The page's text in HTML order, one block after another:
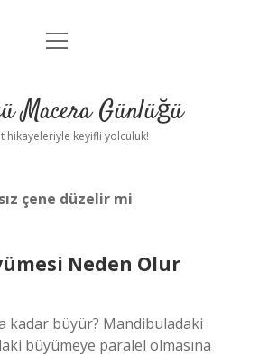
Anasayfa
Yasal Uyarı
menüyü
Macera Günlüğü
hikayeleriyle keyifli yolculuk!
çene düzelir mi
Neden Olur
kadar büyür? Mandibuladaki
büyümeye paralel olmasına